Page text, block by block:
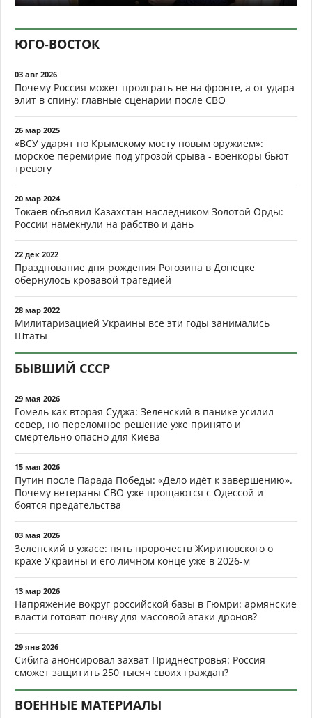
ЮГО-ВОСТОК
03 авг 2026
Почему Россия может проиграть не на фронте, а от удара
элит в спину: главные сценарии после СВО
26 мар 2025
«ВСУ ударят по Крымскому мосту новым оружием»:
морское перемирие под угрозой срыва - военкоры бьют
тревогу
20 мар 2024
Токаев объявил Казахстан наследником Золотой Орды:
России намекнули на рабство и дань
22 дек 2022
Празднование дня рождения Рогозина в Донецке
обернулось кровавой трагедией
28 мар 2022
Милитаризацией Украины все эти годы занимались
Штаты
БЫВШИЙ СССР
29 мая 2026
Гомель как вторая Суджа: Зеленский в панике усилил
север, но переломное решение уже принято и
смертельно опасно для Киева
15 мая 2026
Путин после Парада Победы: «Дело идёт к завершению».
Почему ветераны СВО уже прощаются с Одессой и
боятся предательства
03 мая 2026
Зеленский в ужасе: пять пророчеств Жириновского о
крахе Украины и его личном конце уже в 2026-м
13 мар 2026
Напряжение вокруг российской базы в Гюмри: армянские
власти готовят почву для массовой атаки дронов?
29 янв 2026
Сибига анонсировал захват Приднестровья: Россия
сможет защитить 250 тысяч своих граждан?
ВОЕННЫЕ МАТЕРИАЛЫ